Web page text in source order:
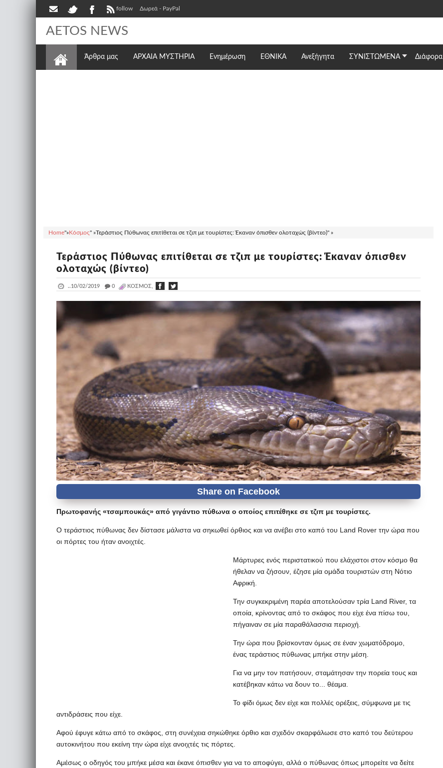
follow Δωρεά - PayPal
AETOS NEWS
Άρθρα μας ΑΡΧΑΙΑ ΜΥΣΤΗΡΙΑ Ενημέρωση ΕΘΝΙΚΆ Ανεξήγητα ΣΥΝΙΣΤΩΜΕΝΑ Διάφορα
Home"»Κόσμος" »Τεράστιος Πύθωνας επιτίθεται σε τζιπ με τουρίστες: Έκαναν όπισθεν ολοταχώς (βίντεο)" »
Τεράστιος Πύθωνας επιτίθεται σε τζιπ με τουρίστες: Έκαναν όπισθεν
ολοταχώς (βίντεο)
..10/02/2019 _ 0 ΚΌΣΜΟΣ,
Πρωτοφανής «τσαμπουκάς» από γιγάντιο πύθωνα ο οποίος επιτέθηκε σε τζιπ με τουρίστες.
Ο τεράστιος πύθωνας δεν δίστασε μάλιστα να σηκωθεί όρθιος και να ανέβει στο καπό του Land Rover την ώρα που
οι πόρτες του ήταν ανοιχτές.
Μάρτυρες ενός περιστατικού που ελάχιστοι στον κόσμο θα
ήθελαν να ζήσουν, έζησε μία ομάδα τουριστών στη Νότιο
Αφρική.
Την συγκεκριμένη παρέα αποτελούσαν τρία Land River, τα
οποία, κρίνοντας από το σκάφος που είχε ένα πίσω του,
πήγαιναν σε μία παραθάλασσια περιοχή.
Την ώρα που βρίσκονταν όμως σε έναν χωματόδρομο,
ένας τεράστιος πύθωνας μπήκε στην μέση.
Για να μην τον πατήσουν, σταμάτησαν την πορεία τους και
κατέβηκαν κάτω να δουν το... θέαμα.
Το φίδι όμως δεν είχε και πολλές ορέξεις, σύμφωνα με τις
αντιδράσεις που είχε.
Αφού έφυγε κάτω από το σκάφος, στη συνέχεια σηκώθηκε όρθιο και σχεδόν σκαρφάλωσε στο καπό του δεύτερου
αυτοκινήτου που εκείνη την ώρα είχε ανοιχτές τις πόρτες.
Αμέσως ο οδηγός του μπήκε μέσα και έκανε όπισθεν για να το αποφύγει, αλλά ο πύθωνας όπως μπορείτε να δείτε